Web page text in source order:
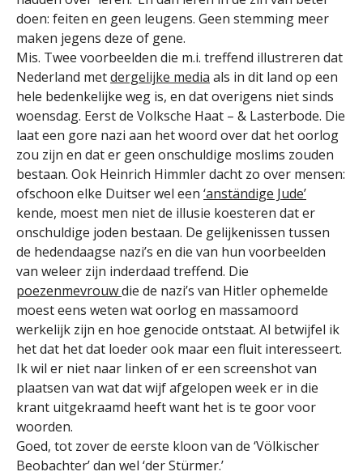
doen: feiten en geen leugens. Geen stemming meer
maken jegens deze of gene.
Mis. Twee voorbeelden die m.i. treffend illustreren dat
Nederland metdergelijke media als in dit land op een
hele bedenkelijke weg is, en dat overigens niet sinds
woensdag. Eerst de Volksche Haat – & Lasterbode. Die
laat een gore nazi aan het woord over dat het oorlog
zou zijn en dat er geen onschuldige moslims zouden
bestaan. Ook Heinrich Himmler dacht zo over mensen:
ofschoon elke Duitser wel een ‘anständige Jude’
kende, moest men niet de illusie koesteren dat er
onschuldige joden bestaan. De gelijkenissen tussen
de hedendaagse nazi’s en die van hun voorbeelden
van weleer zijn inderdaad treffend. Die
poezenmevrouwdie de nazi’s van Hitler ophemelde
moest eens weten wat oorlog en massamoord
werkelijk zijn en hoe genocide ontstaat. Al betwijfel ik
het dat het dat loeder ook maar een fluit interesseert.
Ik wil er niet naar linken of er een screenshot van
plaatsen van wat dat wijf afgelopen week er in die
krant uitgekraamd heeft want het is te goor voor
woorden.
Goed, tot zover de eerste kloon van de ‘Völkischer
Beobachter’ dan wel ‘der Stürmer.’